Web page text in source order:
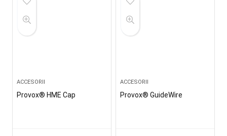
ACCESORII
Provox® HME Cap
ACCESORII
Provox® GuideWire